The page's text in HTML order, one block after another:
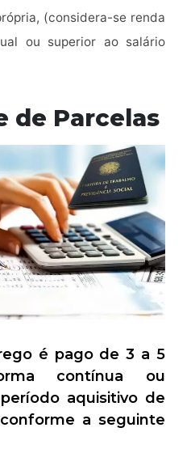
(considera-se renda
ou superior ao salário
de Parcelas
é pago de 3 a 5
contínua ou
aquisitivo de
a seguinte